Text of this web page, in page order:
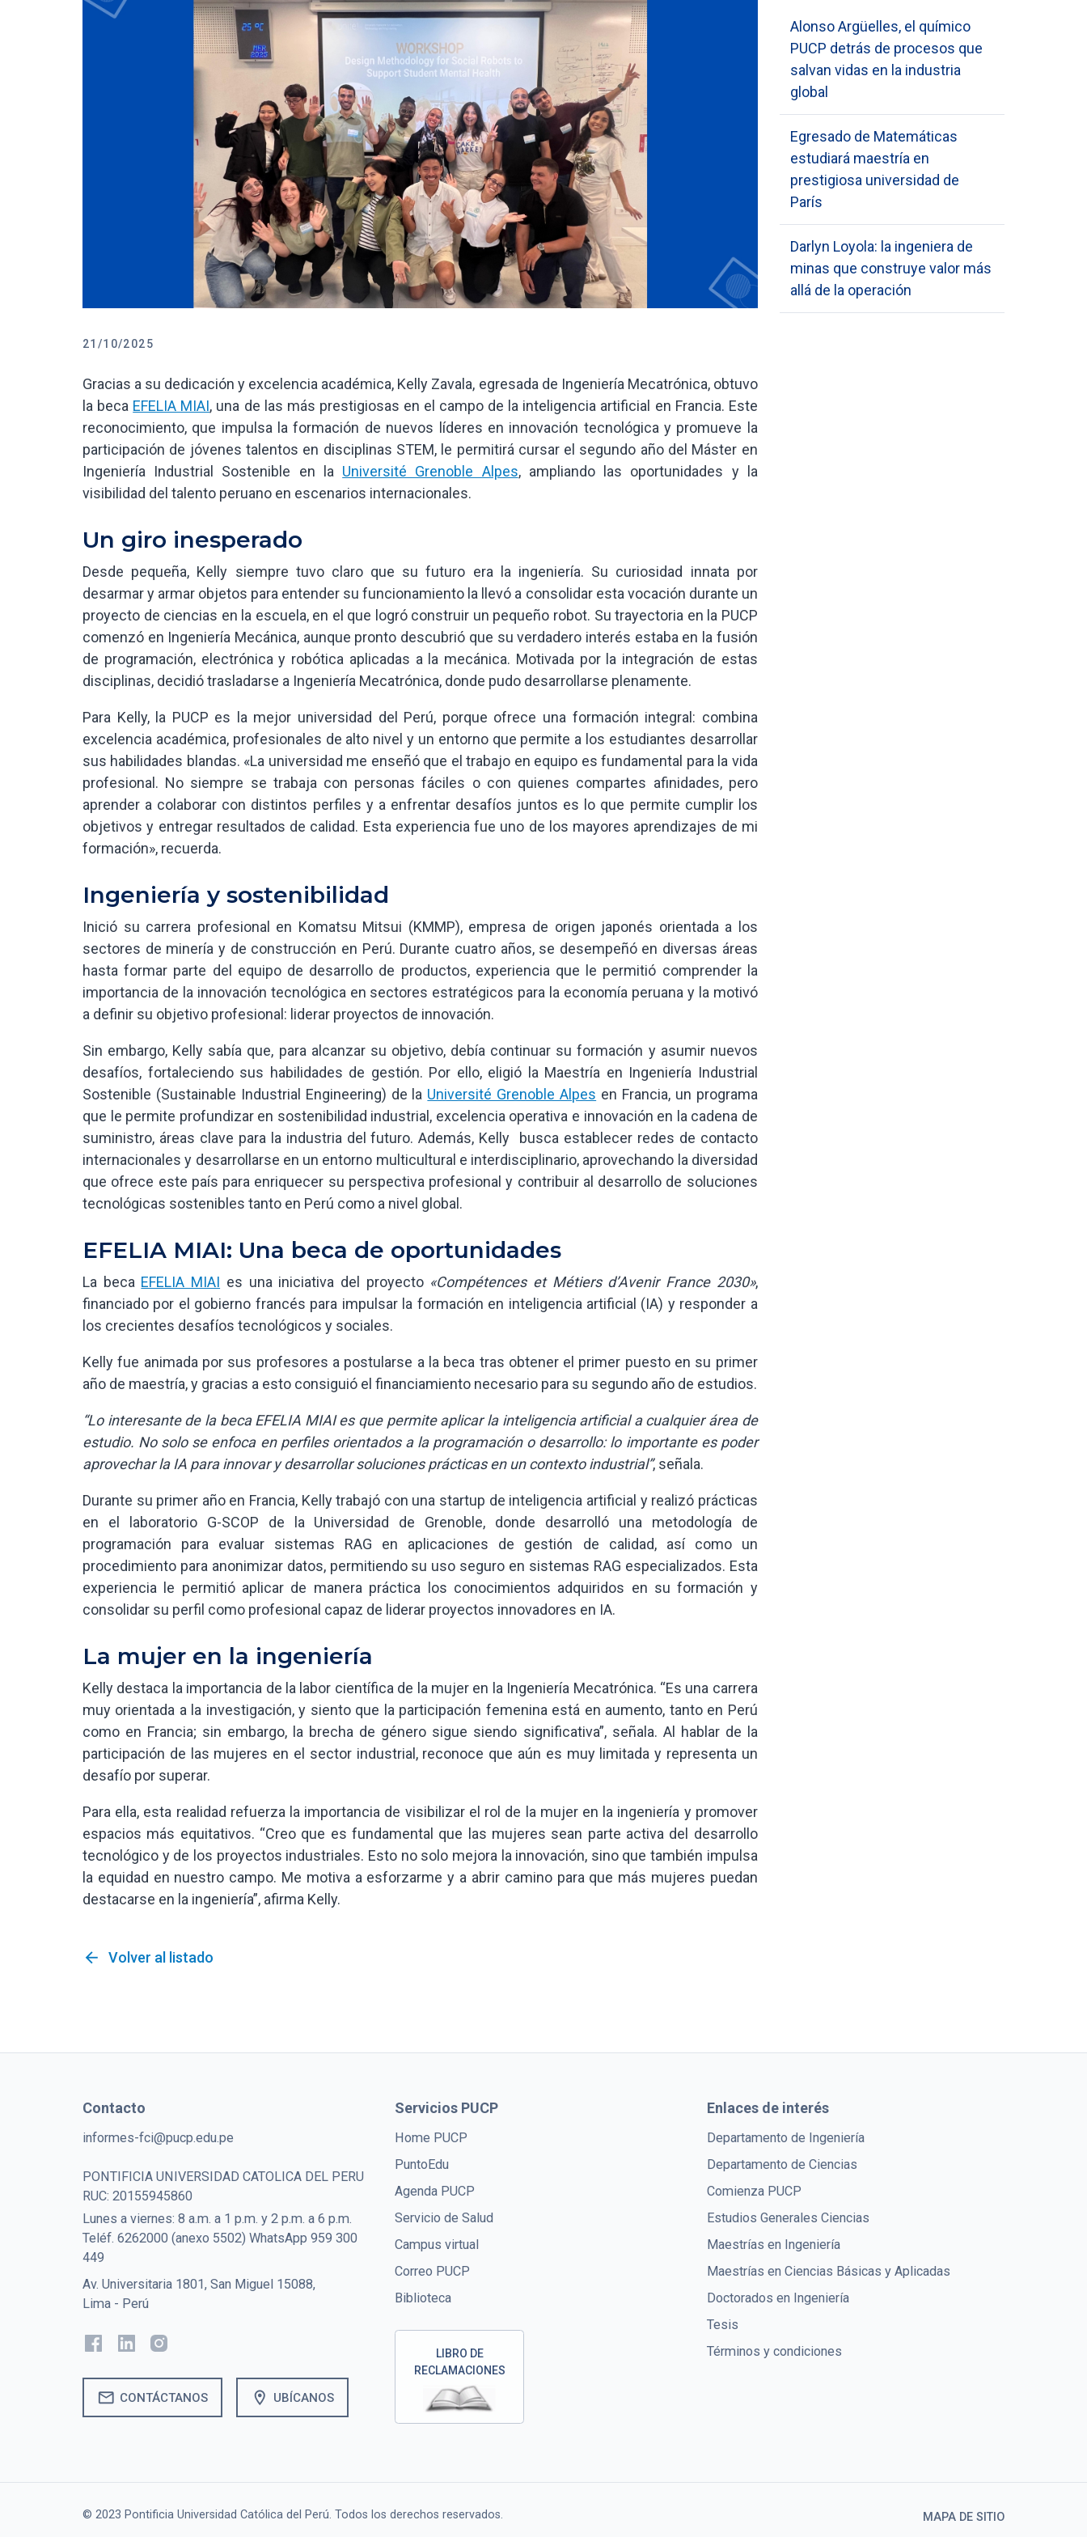
21/10/2025
Gracias a su dedicación y excelencia académica, Kelly Zavala, egresada de Ingeniería Mecatrónica, obtuvo
la beca EFELIA MIAI, una de las más prestigiosas en el campo de la inteligencia artificial en Francia. Este
reconocimiento, que impulsa la formación de nuevos líderes en innovación tecnológica y promueve la
participación de jóvenes talentos en disciplinas STEM, le permitirá cursar el segundo año del Máster en
Ingeniería Industrial Sostenible en la Université Grenoble Alpes, ampliando las oportunidades y la
visibilidad del talento peruano en escenarios internacionales.
Un giro inesperado
Desde pequeña, Kelly siempre tuvo claro que su futuro era la ingeniería. Su curiosidad innata por
desarmar y armar objetos para entender su funcionamiento la llevó a consolidar esta vocación durante un
proyecto de ciencias en la escuela, en el que logró construir un pequeño robot. Su trayectoria en la PUCP
comenzó en Ingeniería Mecánica, aunque pronto descubrió que su verdadero interés estaba en la fusión
de programación, electrónica y robótica aplicadas a la mecánica. Motivada por la integración de estas
disciplinas, decidió trasladarse a Ingeniería Mecatrónica, donde pudo desarrollarse plenamente.
Para Kelly, la PUCP es la mejor universidad del Perú, porque ofrece una formación integral: combina
excelencia académica, profesionales de alto nivel y un entorno que permite a los estudiantes desarrollar
sus habilidades blandas. «La universidad me enseñó que el trabajo en equipo es fundamental para la vida
profesional. No siempre se trabaja con personas fáciles o con quienes compartes afinidades, pero
aprender a colaborar con distintos perfiles y a enfrentar desafíos juntos es lo que permite cumplir los
objetivos y entregar resultados de calidad. Esta experiencia fue uno de los mayores aprendizajes de mi
formación», recuerda.
Ingeniería y sostenibilidad
Inició su carrera profesional en Komatsu Mitsui (KMMP), empresa de origen japonés orientada a los
sectores de minería y de construcción en Perú. Durante cuatro años, se desempeñó en diversas áreas
hasta formar parte del equipo de desarrollo de productos, experiencia que le permitió comprender la
importancia de la innovación tecnológica en sectores estratégicos para la economía peruana y la motivó
a definir su objetivo profesional: liderar proyectos de innovación.
Sin embargo, Kelly sabía que, para alcanzar su objetivo, debía continuar su formación y asumir nuevos
desafíos, fortaleciendo sus habilidades de gestión. Por ello, eligió la Maestría en Ingeniería Industrial
Sostenible (Sustainable Industrial Engineering) de la Université Grenoble Alpes en Francia, un programa
que le permite profundizar en sostenibilidad industrial, excelencia operativa e innovación en la cadena de
suministro, áreas clave para la industria del futuro. Además, Kelly busca establecer redes de contacto
internacionales y desarrollarse en un entorno multicultural e interdisciplinario, aprovechando la diversidad
que ofrece este país para enriquecer su perspectiva profesional y contribuir al desarrollo de soluciones
tecnológicas sostenibles tanto en Perú como a nivel global.
EFELIA MIAI: Una beca de oportunidades
La beca EFELIA MIAI es una iniciativa del proyecto «Compétences et Métiers d’Avenir France 2030»,
financiado por el gobierno francés para impulsar la formación en inteligencia artificial (IA) y responder a
los crecientes desafíos tecnológicos y sociales.
Kelly fue animada por sus profesores a postularse a la beca tras obtener el primer puesto en su primer
año de maestría, y gracias a esto consiguió el financiamiento necesario para su segundo año de estudios.
“Lo interesante de la beca EFELIA MIAI es que permite aplicar la inteligencia artificial a cualquier área de
estudio. No solo se enfoca en perfiles orientados a la programación o desarrollo: lo importante es poder
aprovechar la IA para innovar y desarrollar soluciones prácticas en un contexto industrial”, señala.
Durante su primer año en Francia, Kelly trabajó con una startup de inteligencia artificial y realizó prácticas
en el laboratorio G-SCOP de la Universidad de Grenoble, donde desarrolló una metodología de
programación para evaluar sistemas RAG en aplicaciones de gestión de calidad, así como un
procedimiento para anonimizar datos, permitiendo su uso seguro en sistemas RAG especializados. Esta
experiencia le permitió aplicar de manera práctica los conocimientos adquiridos en su formación y
consolidar su perfil como profesional capaz de liderar proyectos innovadores en IA.
La mujer en la ingeniería
Kelly destaca la importancia de la labor científica de la mujer en la Ingeniería Mecatrónica. “Es una carrera
muy orientada a la investigación, y siento que la participación femenina está en aumento, tanto en Perú
como en Francia; sin embargo, la brecha de género sigue siendo significativa”, señala. Al hablar de la
participación de las mujeres en el sector industrial, reconoce que aún es muy limitada y representa un
desafío por superar.
Para ella, esta realidad refuerza la importancia de visibilizar el rol de la mujer en la ingeniería y promover
espacios más equitativos. “Creo que es fundamental que las mujeres sean parte activa del desarrollo
tecnológico y de los proyectos industriales. Esto no solo mejora la innovación, sino que también impulsa
la equidad en nuestro campo. Me motiva a esforzarme y a abrir camino para que más mujeres puedan
destacarse en la ingeniería”, afirma Kelly.
arrow_back Volver al listado
Alonso Argüelles, el químico
PUCP detrás de procesos que
salvan vidas en la industria
global
Egresado de Matemáticas
estudiará maestría en
prestigiosa universidad de
París
Darlyn Loyola: la ingeniera de
minas que construye valor más
allá de la operación
Contacto
informes-fci@pucp.edu.pe
PONTIFICIA UNIVERSIDAD CATOLICA DEL PERU
RUC: 20155945860
Lunes a viernes: 8 a.m. a 1 p.m. y 2 p.m. a 6 p.m.
Teléf. 6262000 (anexo 5502) WhatsApp 959 300
449
Av. Universitaria 1801, San Miguel 15088,
Lima - Perú
mail CONTÁCTANOS location_on UBÍCANOS
Servicios PUCP
Home PUCP
PuntoEdu
Agenda PUCP
Servicio de Salud
Campus virtual
Correo PUCP
Biblioteca
LIBRO DE
RECLAMACIONES
Enlaces de interés
Departamento de Ingeniería
Departamento de Ciencias
Comienza PUCP
Estudios Generales Ciencias
Maestrías en Ingeniería
Maestrías en Ciencias Básicas y Aplicadas
Doctorados en Ingeniería
Tesis
Términos y condiciones
© 2023 Pontificia Universidad Católica del Perú. Todos los derechos reservados. MAPA DE SITIO